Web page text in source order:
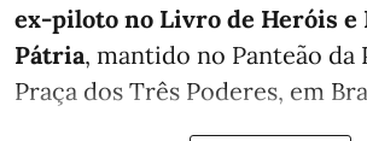
ex-piloto no Livro de Heróis e
Pátria, mantido no Panteão da
Praça dos Três Poderes, em